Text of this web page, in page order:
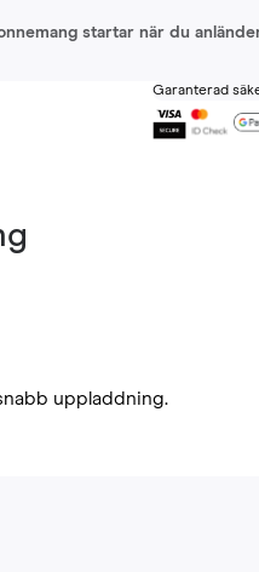
startar när du
Garanterad
uppladdning.